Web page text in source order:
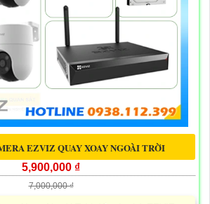
EZVIZ QUAY XOAY NGOÀI TRỜI
5,900,000 ₫
7,000,000 ₫